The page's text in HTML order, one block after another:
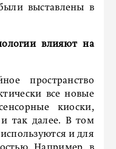
выставлены в
влияют на
пространство
все новые
киоски,
и так далее. В том
и для